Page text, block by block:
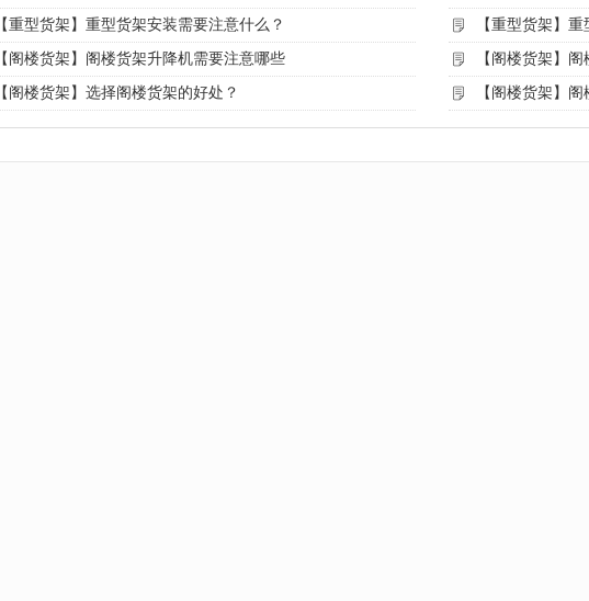
【重型货架】重型货架安装需要注意什么？ 【重型货架】
【阁楼货架】阁楼货架升降机需要注意哪些 【阁楼货架】
【阁楼货架】选择阁楼货架的好处？ 【阁楼货架】